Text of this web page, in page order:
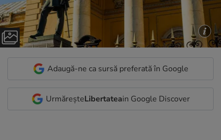
Adaugă-ne ca sursă preferată în Google
UrmăreșteLibertateain Google Discover